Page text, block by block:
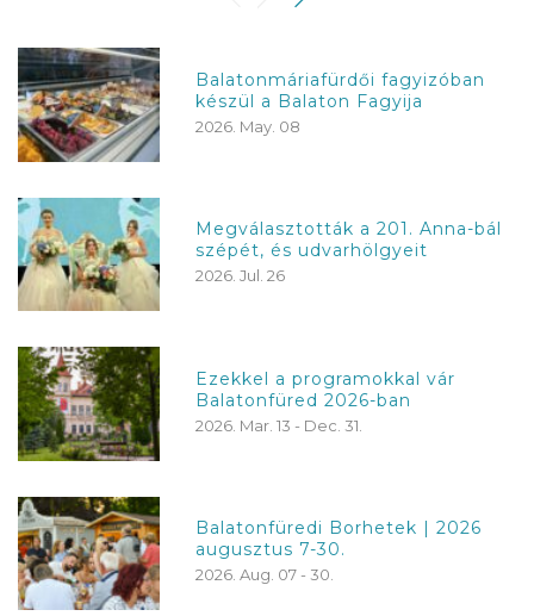
Balatonmáriafürdői fagyizóban
készül a Balaton Fagyija
2026. May. 08
Megválasztották a 201. Anna-bál
szépét, és udvarhölgyeit
2026. Jul. 26
Ezekkel a programokkal vár
Balatonfüred 2026-ban
2026. Mar. 13 - Dec. 31.
Balatonfüredi Borhetek | 2026
augusztus 7-30.
2026. Aug. 07 - 30.